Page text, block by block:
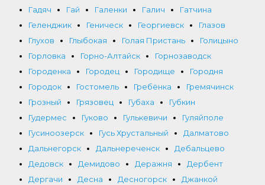
Гадяч
Гай Галенки Галич
Гатчина
Геленджик
Геническ Георгиевск
Глазов
Глухов
Глыбокая Голая Пристань
Голицыно
Горловка
Горно-Алтайск
Горнозаводск
Городенка
Городец Городище
Городня
Городок
Гостомель Гребёнка
Гремячинск
Грозный
Грязовец Губаха
Губкин
Гудермес
Гуково Гулькевичи
Гуляйполе
Гусиноозерск
Гусь Хрустальный
Далматово
Дальнегорск
Дальнереченск
Дебальцево
Дедовск
Демидово Деражня
Дербент
Дергачи
Десна Десногорск
Джанкой